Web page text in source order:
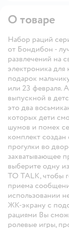
О товаре
Набор раций
от Бондибон -
развлечений на
электроника
подарок
или 23 февраля.
выпускной в
это два
которых дети
шумов и помех
комплект создан
прогулки во
захватывающее
выберите одну
TO TALK, чтобы
приема
использовании
ЖК-экрану с
рациями Вы
ролевые игры,